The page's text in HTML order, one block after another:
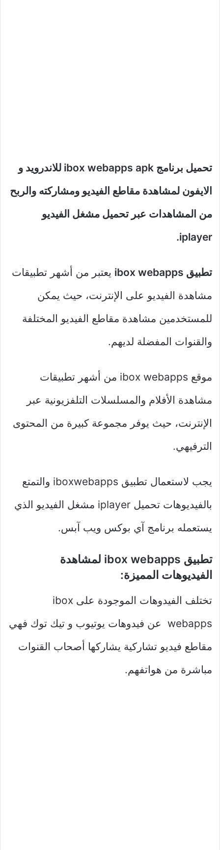
تحميل برنامج ibox webapps apk للاندرويد و
الايفون لمشاهدة مقاطع الفيديو ومشاركته والربح
من المشاهدات عبر تحميل مشغل الفيديو
iplayer.
تطبيق ibox webapps
يعتبر من أشهر تطبيقات
مشاهدة الفيديو على الإنترنت، حيث يمكن
للمستخدمين مشاهدة مقاطع الفيديو المختلفة
والقنوات المفضلة لديهم.
موقع ibox webapps من أشهر تطبيقات
مشاهدة الأفلام والمسلسلات التلفزيونية عبر
الإنترنت، حيث يوفر مجموعة كبيرة من المحتوى
الترفيهي.
يجب لاستعمال تطبيق iboxwebapps والتمتع
بالفيديوهات تحميل iplayer مشغل الفيديو الذي
يستعمله برنامج آي بوكس ويب آبس.
تطبيق ibox webapps لمشاهدة
الفيديوهات المميزة:
تختلف الفيدوهات الموجودة على ibox
webapps عن فيدوهات يوتيوب و تيك توك فهي
مقاطع فيديو تشاركية يشاركها أصحاب القنوات
مباشرة من هواتفهم.